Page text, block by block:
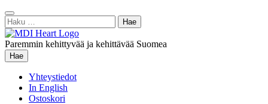
Siirry
sisältöön
Sulje
hae
Haku:
Paremmin kehittyvää ja kehittävää Suomea
Hae
Hae
Yhteystiedot
In English
Ostoskori